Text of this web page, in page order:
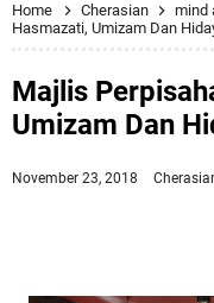
Home Cherasian mind
Hasmazati, Umizam Dan
Majlis
Umizam Dan
November 23, 2018